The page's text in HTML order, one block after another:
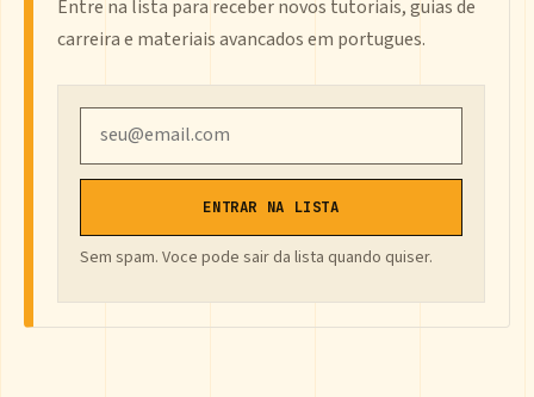
Entre na lista para receber novos tutoriais, guias de
carreira e materiais avancados em portugues.
ENTRAR NA LISTA
Sem spam. Voce pode sair da lista quando quiser.